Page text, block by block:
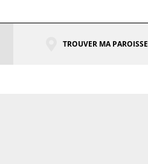
TROUVER MA PAROISSE